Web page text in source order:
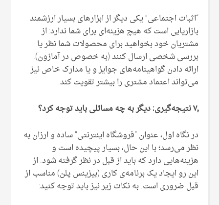
“اثبات اجتماعی” یکی دیگر از ابزارهای بسیار ارزشمند
بازاریابی است که هیچ هزینه‌ای برای شما ندارد: از
مشتریان خود بخواهید برای محصولات شما نظر یا
بررسی شخصی ارسال کنند (به خصوص در آمازون).
ارائه دادن گواهینامه‌های جوایز و یا مدارک خاص نیز
می‌تواند اعتماد مشتری را بیشتر تقویت کند.
۷٫ نتیجه‌گیری: دیگر به چه مسائلی باید توجه کرد؟
در نگاه اول، عنوان “فروشگاه اینترنتی” ساده و ارزان به
نظر می‌رسد؛ با این حال، بسیار پیچیده است و
هزینه‌هایی دارد که باید از قبل در نظر گرفته شود. از
این رو ایجاد یک برنامه‌ی کاری (بیزینس پلن) مناسب از
قبل ضروری است. به نکات زیر نیز باید توجه کنید: